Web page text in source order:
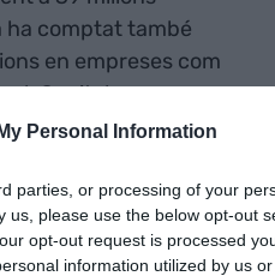
Personal Information
parties, or processing of your
please use the below opt-out
opt-out request is processed
information utilized by us
ha comptat també
en empreses com
Capital.
a
d'aquesta manera
primers inversors
de Bes, fundador i